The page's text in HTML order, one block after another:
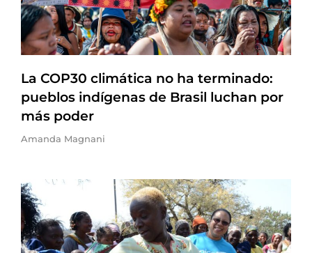
La COP30 climática no ha terminado:
pueblos indígenas de Brasil luchan por
más poder
Amanda Magnani